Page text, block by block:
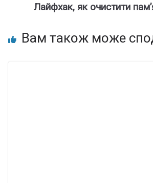
Лaйфxак, як очиcтити
Вам також може